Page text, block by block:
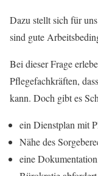
Dazu stellt sich für
sind gute
Bei dieser Frage
Pflege­fachkräften,
kann. Doch gibt es
ein Dien­st­plan mit
Nähe des
eine